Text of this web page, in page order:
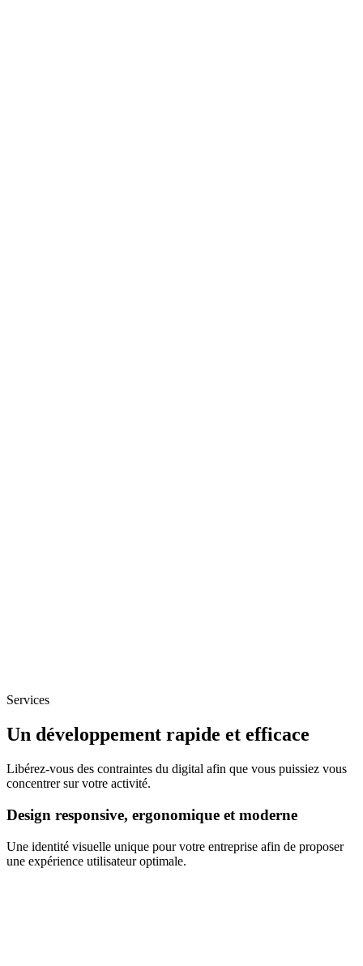
Services
Un développement rapide et efficace
Libérez-vous des contraintes du digital afin que vous puissiez vous
concentrer sur votre activité.
Design responsive, ergonomique et moderne
Une identité visuelle unique pour votre entreprise afin de proposer
une expérience utilisateur optimale.